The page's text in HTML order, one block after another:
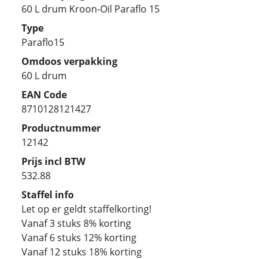
60 L drum Kroon-Oil Paraflo 15
Type
Paraflo15
Omdoos verpakking
60 L drum
EAN Code
8710128121427
Productnummer
12142
Prijs incl BTW
532.88
Staffel info
Let op er geldt staffelkorting!
Vanaf 3 stuks 8% korting
Vanaf 6 stuks 12% korting
Vanaf 12 stuks 18% korting